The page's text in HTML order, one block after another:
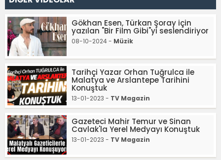
Gökhan Esen, Türkan Şoray için
yazılan "Bir Film Gibi"yi seslendiriyor
08-10-2024 - Müzik
Tarihçi Yazar Orhan Tuğrulca ile
Malatya ve Arslantepe Tarihini
Konuştuk
13-01-2023 - TV Magazin
Gazeteci Mahir Temur ve Sinan
Cavlak'la Yerel Medyayı Konuştuk
13-01-2023 - TV Magazin